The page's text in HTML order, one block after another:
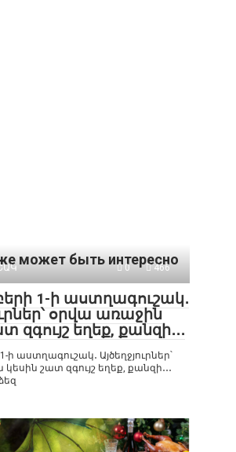
может быть интересно
0 466
1-ի աստղագուշակ․
օրվա առաջին
զգույշ եղեք, քանզի․․․
ի աստղագուշակ․ Այծեղջյուրներ՝
շատ զգույշ եղեք, քանզի․․․